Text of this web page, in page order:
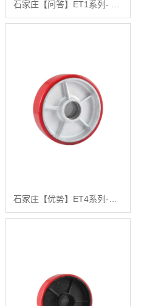
石家庄【优势】ET4系列-铁芯聚氨酯叉车轮(红色)(平边)(不配轴承)【有什么用?】